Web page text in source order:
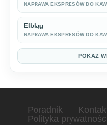
NAPRAWA EKSPRESÓW DO
Elbląg
NAPRAWA EKSPRESÓW DO
POKAZ
Poradnik
Polityka prywatności